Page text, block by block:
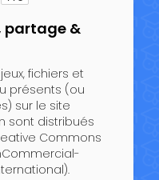
partage &
fichiers et
présents (ou
sur le site
sont distribués
Commons